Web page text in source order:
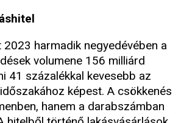
harmadik negyedévében a
volumene 156 milliárd
41 százalékkal kevesebb az
képest. A csökkenés
hanem a darabszámban